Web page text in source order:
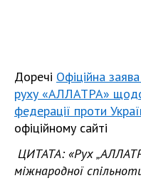
Доречі Офіційна
руху «АЛЛАТРА» щодо
федерації проти
офіційному сайті
ЦИТАТА: «Рух
міжнародної